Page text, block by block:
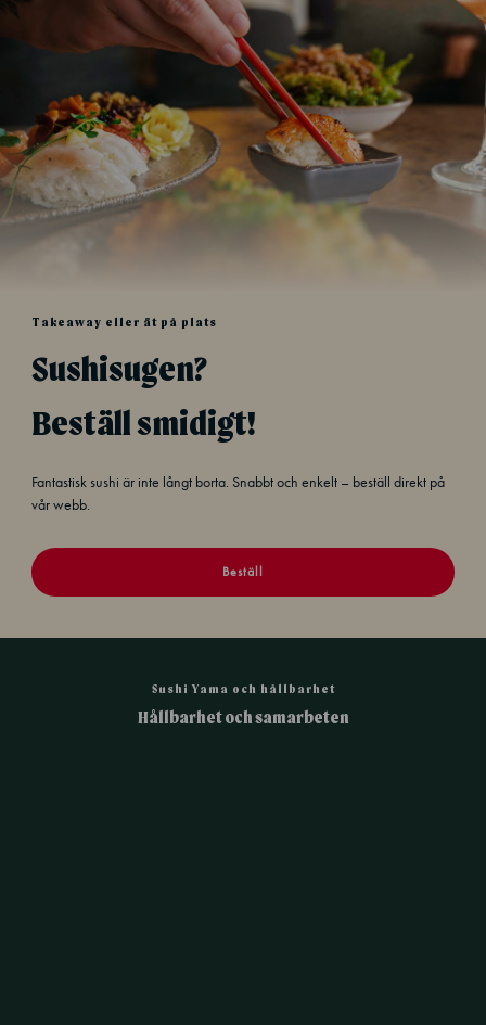
Takeaway eller ät på plats
Sushisugen?
Beställ smidigt!
Fantastisk sushi är inte långt borta. Snabbt och enkelt – beställ direkt på
vår webb.
Beställ
Sushi Yama och hållbarhet
Hållbarhet och samarbeten